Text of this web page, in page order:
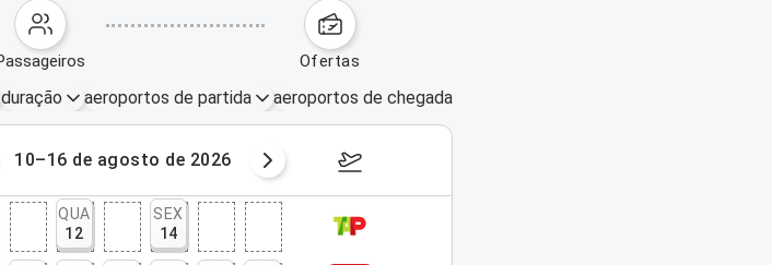
passageiros ofertas
duração aeroportos de partida aeroportos de chegada
10–16 de agosto de 2026 17–23 de agosto de 2026
QUA
12
SEX
14